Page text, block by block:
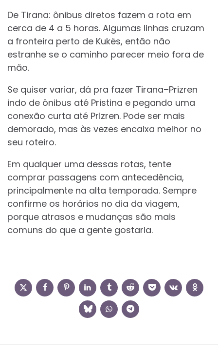
De Tirana: ônibus diretos fazem a rota em
cerca de 4 a 5 horas. Algumas linhas cruzam
a fronteira perto de Kukës, então não
estranhe se o caminho parecer meio fora de
mão.
Se quiser variar, dá pra fazer Tirana–Prizren
indo de ônibus até Pristina e pegando uma
conexão curta até Prizren. Pode ser mais
demorado, mas às vezes encaixa melhor no
seu roteiro.
Em qualquer uma dessas rotas, tente
comprar passagens com antecedência,
principalmente na alta temporada. Sempre
confirme os horários no dia da viagem,
porque atrasos e mudanças são mais
comuns do que a gente gostaria.